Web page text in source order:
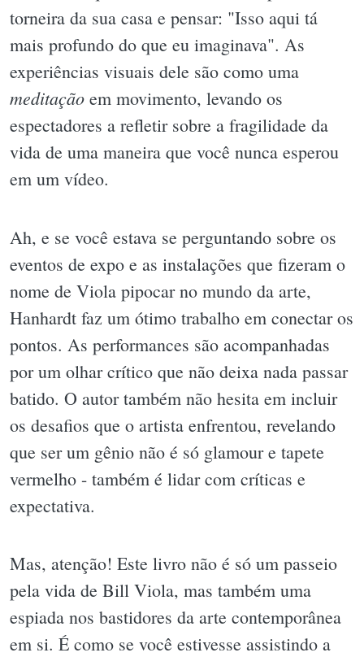
torneira da sua casa e pensar: "Isso aqui tá
mais profundo do que eu imaginava". As
experiências visuais dele são como uma
meditação em movimento, levando os
espectadores a refletir sobre a fragilidade da
vida de uma maneira que você nunca esperou
em um vídeo.
Ah, e se você estava se perguntando sobre os
eventos de expo e as instalações que fizeram o
nome de Viola pipocar no mundo da arte,
Hanhardt faz um ótimo trabalho em conectar os
pontos. As performances são acompanhadas
por um olhar crítico que não deixa nada passar
batido. O autor também não hesita em incluir
os desafios que o artista enfrentou, revelando
que ser um gênio não é só glamour e tapete
vermelho - também é lidar com críticas e
expectativa.
Mas, atenção! Este livro não é só um passeio
pela vida de Bill Viola, mas também uma
espiada nos bastidores da arte contemporânea
em si. É como se você estivesse assistindo a